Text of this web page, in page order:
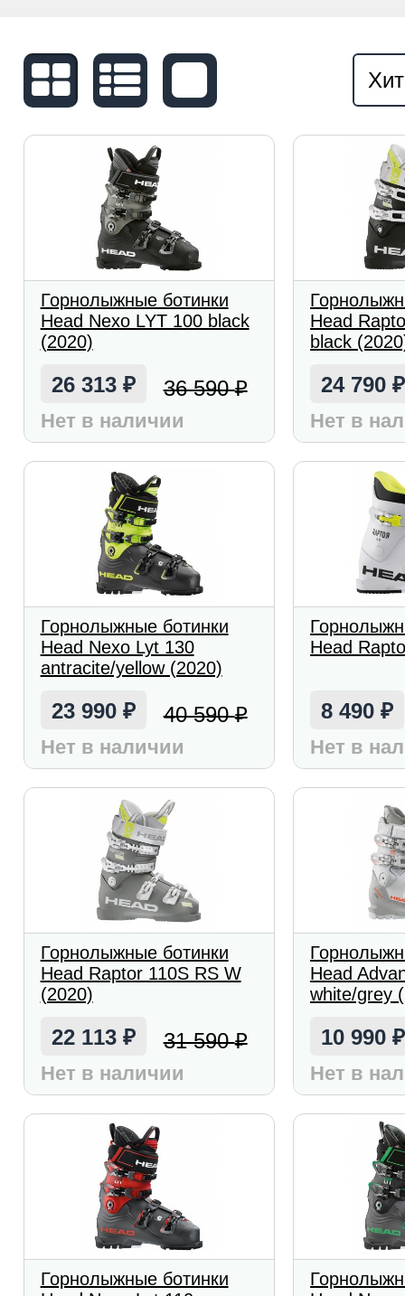
Горнолыжные ботинки
Head Nexo LYT 100 black
(2020)
26 313 ₽ 36 590₽
Нет в наличии
Head
black
24 790₽
Нет в
Горнолыжные ботинки
Head Nexo Lyt 130
antracite/yellow (2020)
23 990 ₽ 40 590₽
Нет в наличии
Head
8 490₽
Нет в
Горнолыжные ботинки
Head Raptor 110S RS W
(2020)
22 113 ₽ 31 590₽
Нет в наличии
Head
white/grey
10 990₽
Нет в
Горнолыжные ботинки